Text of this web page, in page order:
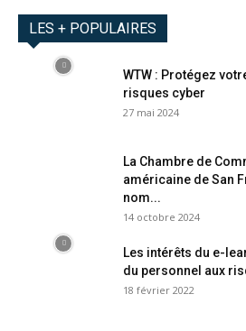
LES + POPULAIRES
WTW : Protégez
risques cyber
27 mai 2024
La Chambre de
américaine de San
nom...
14 octobre 2024
Les intérêts du e-
du personnel aux
18 février 2022